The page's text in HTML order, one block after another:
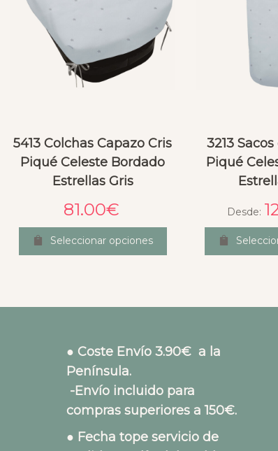
5413 Colchas Capazo Cris
Piqué Celeste Bordado
Estrellas Gris
81.00€
Seleccionar opciones
3213
Piqué
Desde:
● Coste Envío 3.90€ a la
Península.
-Envío incluido para
compras superiores a 150€.
● Fecha tope servicio de